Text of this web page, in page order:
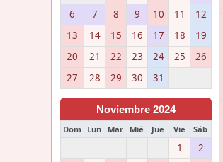
6
7 8 9 10 11
12
13
14 15 16 17 18
19
20
21 22 23 24 25
26
27
28 29 30 31
Noviembre 2024
Dom Lun Mar Mié Jue Vie Sáb
1 2